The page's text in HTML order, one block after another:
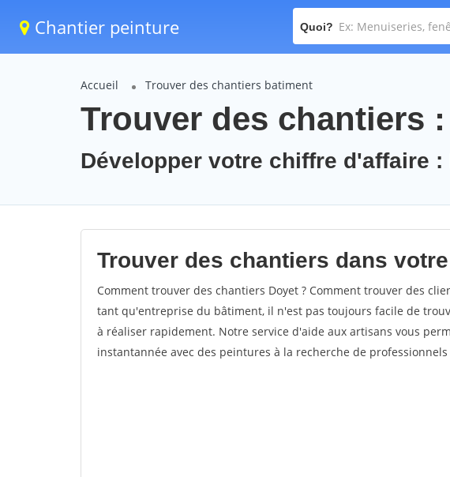
Chantier peinture Quoi?
Accueil Trouver des chantiers batiment
Trouver des chantiers
Développer votre chiffre d'affaire :
Trouver des chantiers dans
Comment trouver des chantiers Doyet ? Comment trouver des
tant qu'entreprise du bâtiment, il n'est pas toujours facile de
à réaliser rapidement. Notre service d'aide aux artisans vous
instantannée avec des peintures à la recherche de